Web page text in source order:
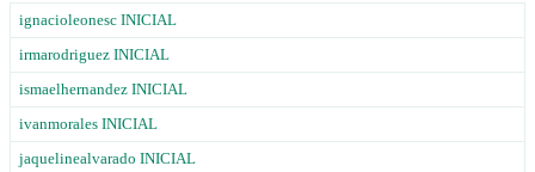
ignacioleonesc INICIAL
irmarodriguez INICIAL
ismaelhernandez INICIAL
ivanmorales INICIAL
jaquelinealvarado INICIAL